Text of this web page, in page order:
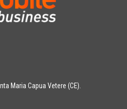
Maria Capua Vetere (CE).